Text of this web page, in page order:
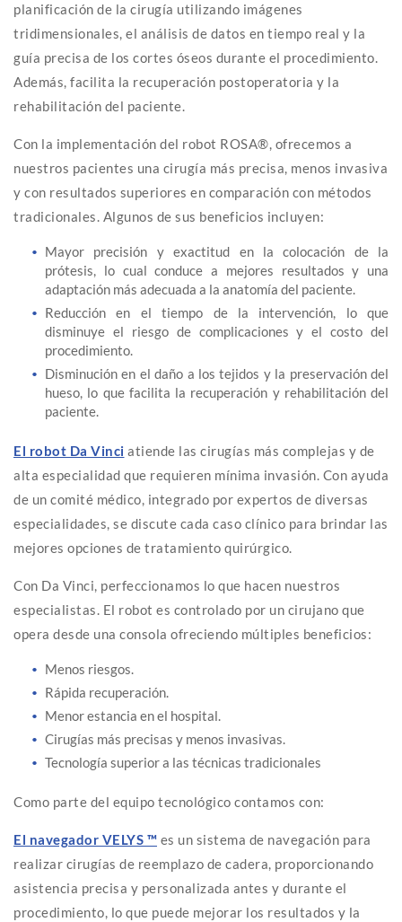
planificación de la cirugía utilizando imágenes
tridimensionales, el análisis de datos en tiempo real y la
guía precisa de los cortes óseos durante el procedimiento.
Además, facilita la recuperación postoperatoria y la
rehabilitación del paciente.
Con la implementación del robot ROSA®, ofrecemos a
nuestros pacientes una cirugía más precisa, menos invasiva
y con resultados superiores en comparación con métodos
tradicionales. Algunos de sus beneficios incluyen:
Mayor precisión y exactitud en la colocación de la
prótesis, lo cual conduce a mejores resultados y una
adaptación más adecuada a la anatomía del paciente.
Reducción en el tiempo de la intervención, lo que
disminuye el riesgo de complicaciones y el costo del
procedimiento.
Disminución en el daño a los tejidos y la preservación del
hueso, lo que facilita la recuperación y rehabilitación del
paciente.
El robot Da Vinci atiende las cirugías más complejas y de
alta especialidad que requieren mínima invasión. Con ayuda
de un comité médico, integrado por expertos de diversas
especialidades, se discute cada caso clínico para brindar las
mejores opciones de tratamiento quirúrgico.
Con Da Vinci, perfeccionamos lo que hacen nuestros
especialistas. El robot es controlado por un cirujano que
opera desde una consola ofreciendo múltiples beneficios:
Menos riesgos.
Rápida recuperación.
Menor estancia en el hospital.
Cirugías más precisas y menos invasivas.
Tecnología superior a las técnicas tradicionales
Como parte del equipo tecnológico contamos con:
El navegador VELYS ™ es un sistema de navegación para
realizar cirugías de reemplazo de cadera, proporcionando
asistencia precisa y personalizada antes y durante el
procedimiento, lo que puede mejorar los resultados y la